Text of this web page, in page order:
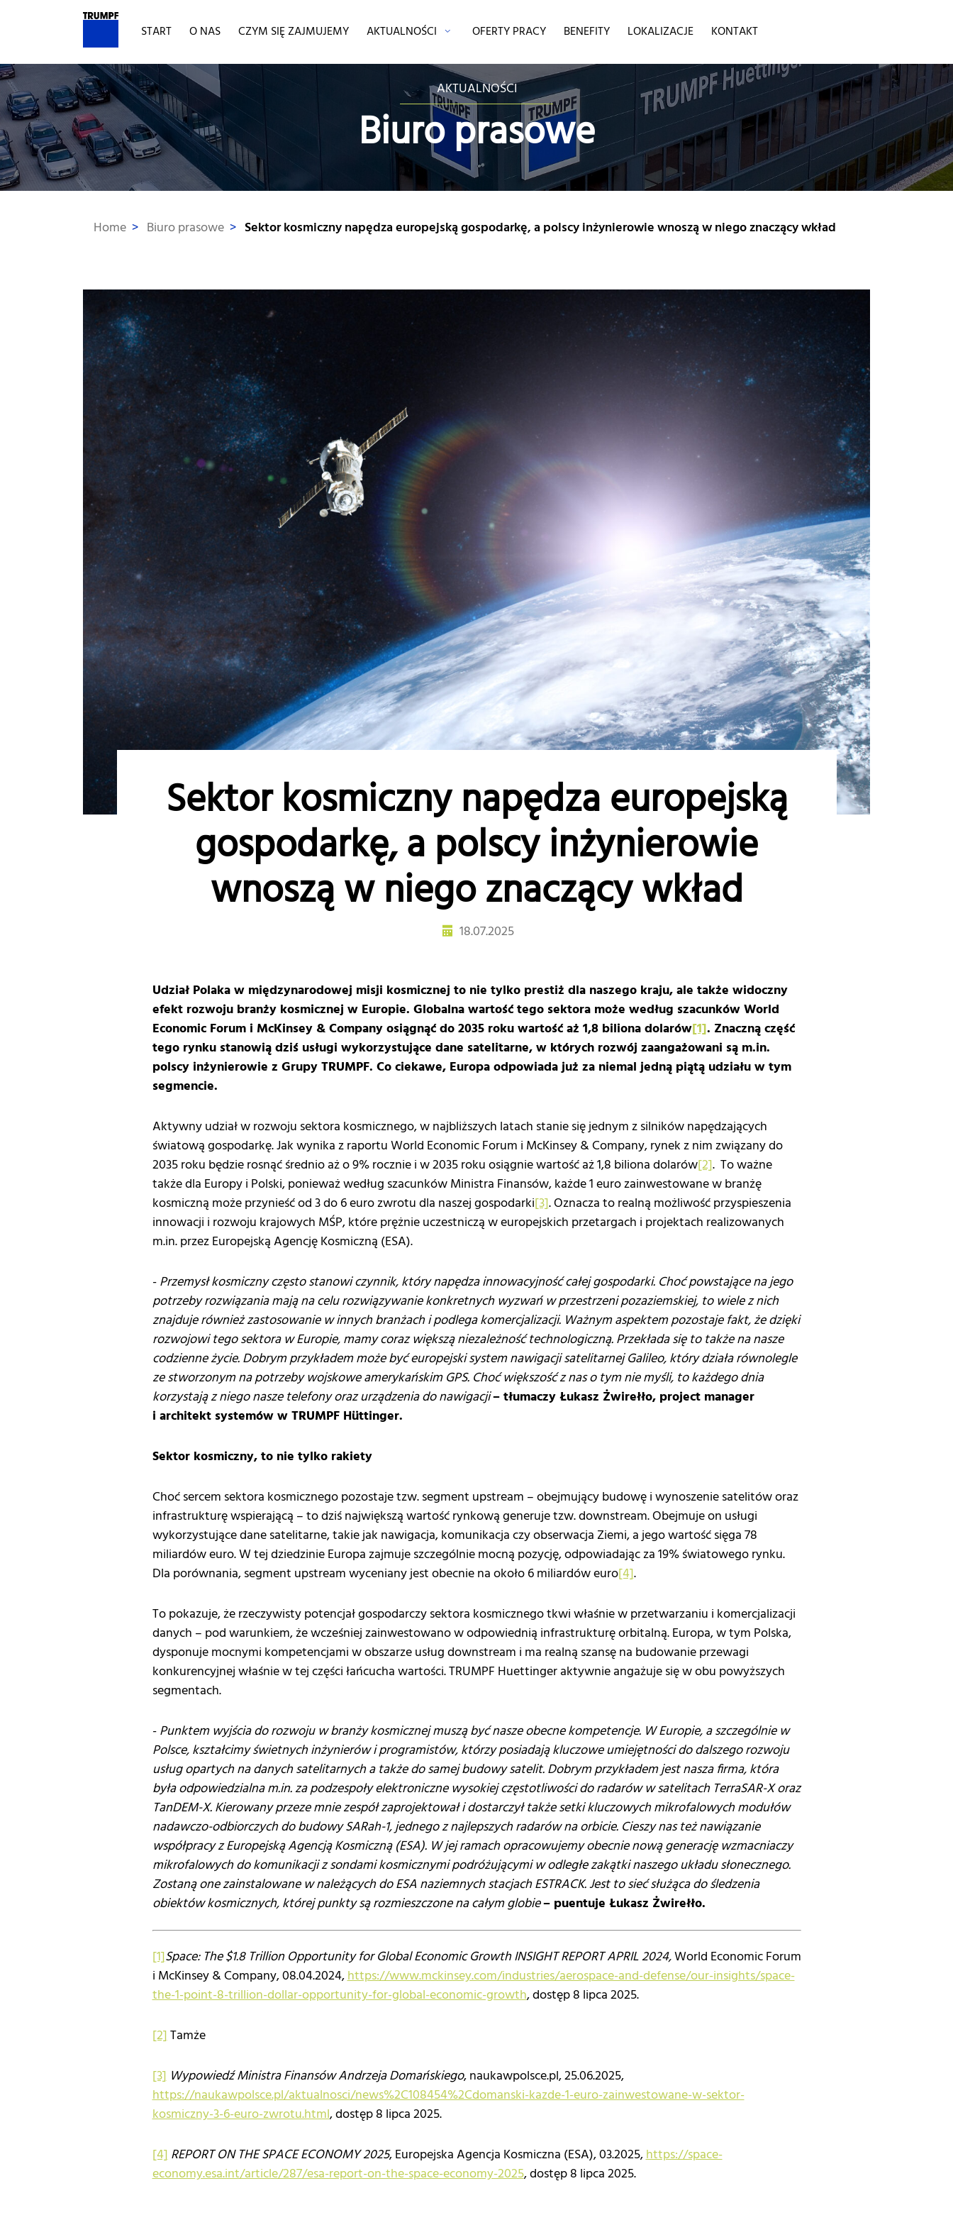
START O NAS CZYM SIĘ ZAJMUJEMY AKTUALNOŚCI OFERTY PRACY BENEFITY LOKALIZACJE KONTAKT
AKTUALNOŚCI
Biuro prasowe
Home > Biuro prasowe > Sektor kosmiczny napędza europejską gospodarkę, a polscy inżynierowie wnoszą w niego znaczący wkład
Sektor kosmiczny napędza europejską
gospodarkę, a polscy inżynierowie
wnoszą w niego znaczący wkład
18.07.2025
Udział Polaka w międzynarodowej misji kosmicznej to nie tylko prestiż dla naszego kraju, ale także widoczny
efekt rozwoju branży kosmicznej w Europie. Globalna wartość tego sektora może według szacunków World
Economic Forum i McKinsey & Company osiągnąć do 2035 roku wartość aż 1,8 biliona dolarów[1]. Znaczną część
tego rynku stanowią dziś usługi wykorzystujące dane satelitarne, w których rozwój zaangażowani są m.in.
polscy inżynierowie z Grupy TRUMPF. Co ciekawe, Europa odpowiada już za niemal jedną piątą udziału w tym
segmencie.
Aktywny udział w rozwoju sektora kosmicznego, w najbliższych latach stanie się jednym z silników napędzających
światową gospodarkę. Jak wynika z raportu World Economic Forum i McKinsey & Company, rynek z nim związany do
2035 roku będzie rosnąć średnio aż o 9% rocznie i w 2035 roku osiągnie wartość aż 1,8 biliona dolarów[2]. To ważne
także dla Europy i Polski, ponieważ według szacunków Ministra Finansów, każde 1 euro zainwestowane w branżę
kosmiczną może przynieść od 3 do 6 euro zwrotu dla naszej gospodarki[3]. Oznacza to realną możliwość przyspieszenia
innowacji i rozwoju krajowych MŚP, które prężnie uczestniczą w europejskich przetargach i projektach realizowanych
m.in. przez Europejską Agencję Kosmiczną (ESA).
-Przemysł kosmiczny często stanowi czynnik, który napędza innowacyjność całej gospodarki. Choć powstające na jego
potrzeby rozwiązania mają na celu rozwiązywanie konkretnych wyzwań w przestrzeni pozaziemskiej, to wiele z nich
znajduje również zastosowanie w innych branżach i podlega komercjalizacji. Ważnym aspektem pozostaje fakt, że dzięki
rozwojowi tego sektora w Europie, mamy coraz większą niezależność technologiczną. Przekłada się to także na nasze
codzienne życie. Dobrym przykładem może być europejski system nawigacji satelitarnej Galileo, który działa równolegle
ze stworzonym na potrzeby wojskowe amerykańskim GPS. Choć większość z nas o tym nie myśli, to każdego dnia
korzystają z niego nasze telefony oraz urządzenia do nawigacji– tłumaczy Łukasz Żwirełło, project manager
i architekt systemów w TRUMPF Hüttinger.
Sektor kosmiczny, to nie tylko rakiety
Choć sercem sektora kosmicznego pozostaje tzw. segment upstream – obejmujący budowę i wynoszenie satelitów oraz
infrastrukturę wspierającą – to dziś największą wartość rynkową generuje tzw. downstream. Obejmuje on usługi
wykorzystujące dane satelitarne, takie jak nawigacja, komunikacja czy obserwacja Ziemi, a jego wartość sięga 78
miliardów euro. W tej dziedzinie Europa zajmuje szczególnie mocną pozycję, odpowiadając za 19% światowego rynku.
Dla porównania, segment upstream wyceniany jest obecnie na około 6 miliardów euro[4].
To pokazuje, że rzeczywisty potencjał gospodarczy sektora kosmicznego tkwi właśnie w przetwarzaniu i komercjalizacji
danych – pod warunkiem, że wcześniej zainwestowano w odpowiednią infrastrukturę orbitalną. Europa, w tym Polska,
dysponuje mocnymi kompetencjami w obszarze usług downstream i ma realną szansę na budowanie przewagi
konkurencyjnej właśnie w tej części łańcucha wartości. TRUMPF Huettinger aktywnie angażuje się w obu powyższych
segmentach.
-Punktem wyjścia do rozwoju w branży kosmicznej muszą być nasze obecne kompetencje. W Europie, a szczególnie w
Polsce, kształcimy świetnych inżynierów i programistów, którzy posiadają kluczowe umiejętności do dalszego rozwoju
usług opartych na danych satelitarnych a także do samej budowy satelit. Dobrym przykładem jest nasza firma, która
była odpowiedzialna m.in. za podzespoły elektroniczne wysokiej częstotliwości do radarów w satelitach TerraSAR-X oraz
TanDEM-X. Kierowany przeze mnie zespół zaprojektował i dostarczył także setki kluczowych mikrofalowych modułów
nadawczo-odbiorczych do budowy SARah-1, jednego z najlepszych radarów na orbicie. Cieszy nas też nawiązanie
współpracy z Europejską Agencją Kosmiczną (ESA). W jej ramach opracowujemy obecnie nową generację wzmacniaczy
mikrofalowych do komunikacji z sondami kosmicznymi podróżującymi w odległe zakątki naszego układu słonecznego.
Zostaną one zainstalowane w należących do ESA naziemnych stacjach ESTRACK. Jest to sieć służąca do śledzenia
obiektów kosmicznych, której punkty są rozmieszczone na całym globie– puentuje Łukasz Żwirełło.
[1]Space: The $1.8 Trillion Opportunity for Global Economic Growth INSIGHT REPORT APRIL 2024,World Economic Forum
i McKinsey & Company, 08.04.2024,https://www.mckinsey.com/industries/aerospace-and-defense/our-insights/space-
the-1-point-8-trillion-dollar-opportunity-for-global-economic-growth, dostęp 8 lipca 2025.
[2]Tamże
[3] Wypowiedź Ministra Finansów Andrzeja Domańskiego, naukawpolsce.pl, 25.06.2025,
https://naukawpolsce.pl/aktualnosci/news%2C108454%2Cdomanski-kazde-1-euro-zainwestowane-w-sektor-
kosmiczny-3-6-euro-zwrotu.html, dostęp 8 lipca 2025.
[4]REPORT ON THE SPACE ECONOMY 2025, Europejska Agencja Kosmiczna (ESA), 03.2025,https://space-
economy.esa.int/article/287/esa-report-on-the-space-economy-2025, dostęp 8 lipca 2025.